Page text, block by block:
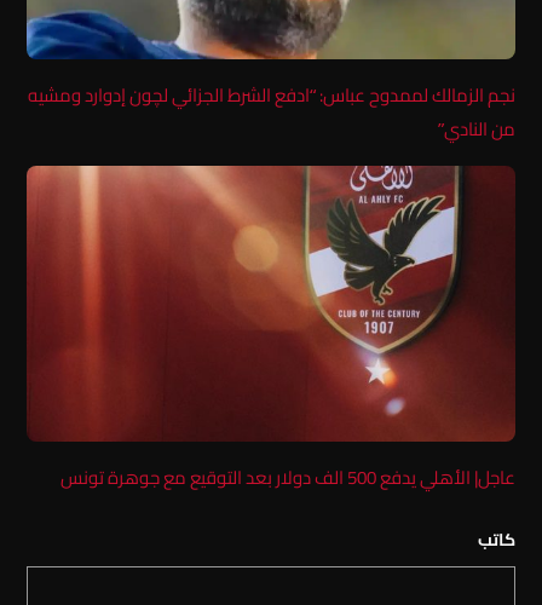
نجم الزمالك لممدوح عباس: “ادفع الشرط الجزائي لچون إدوارد ومشيه
من النادي”
عاجل| الأهلي يدفع 500 الف دولار بعد التوقيع مع جوهرة تونس
كاتب